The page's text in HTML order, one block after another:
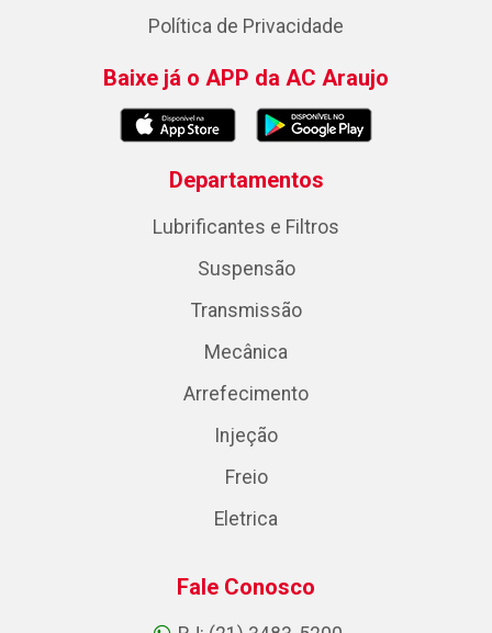
Política de Privacidade
Baixe já o APP da AC Araujo
Departamentos
Lubrificantes e Filtros
Suspensão
Transmissão
Mecânica
Arrefecimento
Injeção
Freio
Eletrica
Fale Conosco